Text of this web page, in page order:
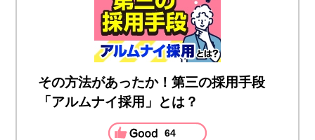
その方法があったか！第三の採用手段
「アルムナイ採用」とは？
64